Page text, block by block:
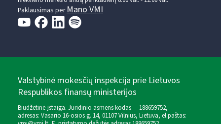
Paklausimas perMano VMI
Valstybinė mokesčių inspekcija prie Lietuvos
Respublikos finansų ministerijos
Biudžetinė įstaiga. Juridinio asmens kodas — 188659752,
adresas: Vasario 16-osios g. 14, 01107 Vilnius, Lietuva, el.paštas: